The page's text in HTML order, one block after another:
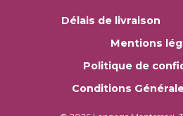
Délais de livraison
Mentions
Politique de
Conditions